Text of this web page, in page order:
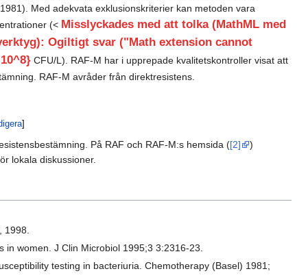
Med adekvata exklusionskriterier kan metoden vara
(< Misslyckades med att tolka (MathML med
Ogiltigt svar ("Math extension cannot
CFU/L). RAF-M har i upprepade kvalitetskontroller visat att
RAF-M avråder från direktresistens.
]
På RAF och RAF-M:s hemsida ([2]
)
lokala diskussioner.
women. J Clin Microbiol 1995;3 3:2316-23.
testing in bacteriuria. Chemotherapy (Basel) 1981;